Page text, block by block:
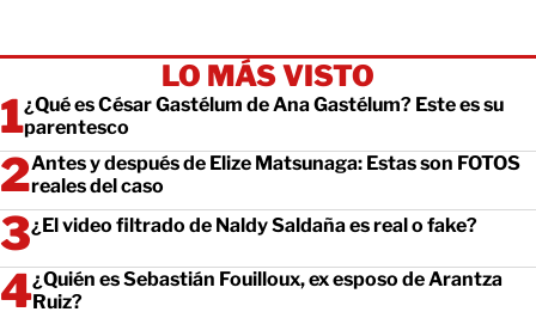
LO MÁS VISTO
¿Qué es César Gastélum de Ana Gastélum? Este es su
parentesco
Antes y después de Elize Matsunaga: Estas son FOTOS
reales del caso
¿El video filtrado de Naldy Saldaña es real o fake?
¿Quién es Sebastián Fouilloux, ex esposo de Arantza
Ruiz?